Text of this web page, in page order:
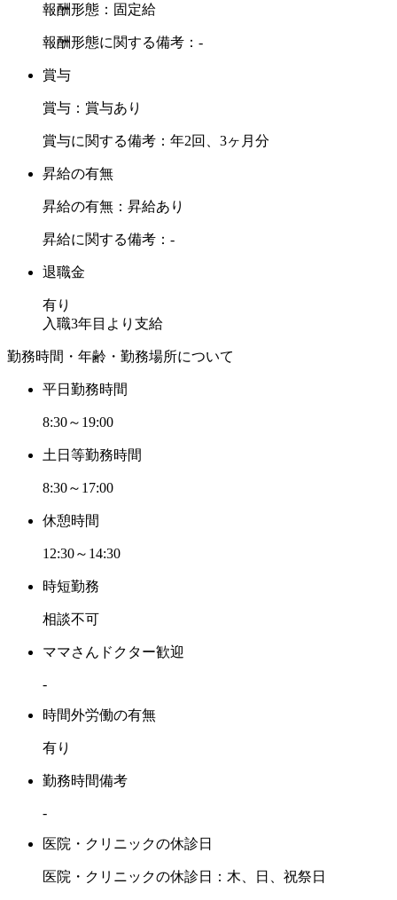
報酬形態：固定給
報酬形態に関する備考：-
賞与
賞与：賞与あり
賞与に関する備考：年2回、3ヶ月分
昇給の有無
昇給の有無：昇給あり
昇給に関する備考：-
退職金
有り
入職3年目より支給
勤務時間・年齢・勤務場所について
平日勤務時間
8:30～19:00
土日等勤務時間
8:30～17:00
休憩時間
12:30～14:30
時短勤務
相談不可
ママさんドクター歓迎
-
時間外労働の有無
有り
勤務時間備考
-
医院・クリニックの休診日
医院・クリニックの休診日：木、日、祝祭日